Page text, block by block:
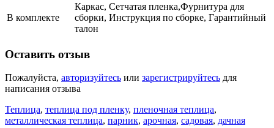
В комплекте
Каркас, Сетчатая пленка,Фурнитура для
сборки, Инструкция по сборке, Гарантийный
талон
Оставить отзыв
Пожалуйста, авторизуйтесь или зарегистрируйтесь для
написания отзыва
Теплица, теплица под пленку, пленочная теплица,
металлическая теплица, парник, арочная, садовая, дачная